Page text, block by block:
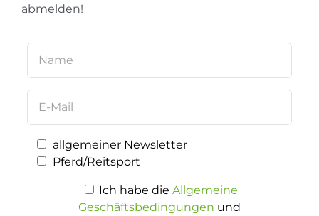
abmelden!
allgemeiner Newsletter
Pferd/Reitsport
Ich habe die Allgemeine
Geschäftsbedingungen und